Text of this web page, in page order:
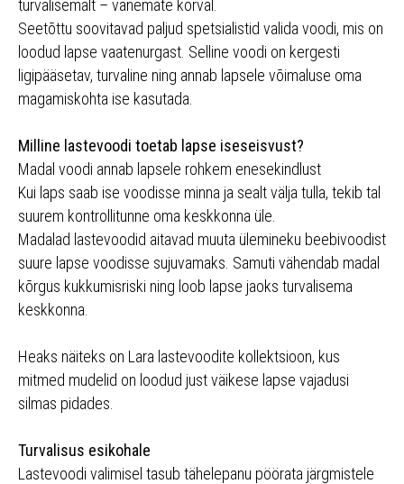
turvalisemalt – vanemate kõrval.
Seetõttu soovitavad paljud spetsialistid valida voodi, mis on
loodud lapse vaatenurgast. Selline voodi on kergesti
ligipääsetav, turvaline ning annab lapsele võimaluse oma
magamiskohta ise kasutada.
Milline lastevoodi toetab lapse iseseisvust?
Madal voodi annab lapsele rohkem enesekindlust
Kui laps saab ise voodisse minna ja sealt välja tulla, tekib tal
suurem kontrollitunne oma keskkonna üle.
Madalad lastevoodid aitavad muuta ülemineku beebivoodist
suure lapse voodisse sujuvamaks. Samuti vähendab madal
kõrgus kukkumisriski ning loob lapse jaoks turvalisema
keskkonna.
Heaks näiteks on Lara lastevoodite kollektsioon, kus
mitmed mudelid on loodud just väikese lapse vajadusi
silmas pidades.
Turvalisus esikohale
Lastevoodi valimisel tasub tähelepanu pöörata järgmistele